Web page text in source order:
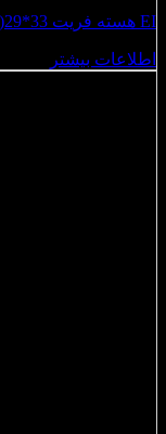
EI هسته فریت 33*29(36pin)
اطلاعات بیشتر